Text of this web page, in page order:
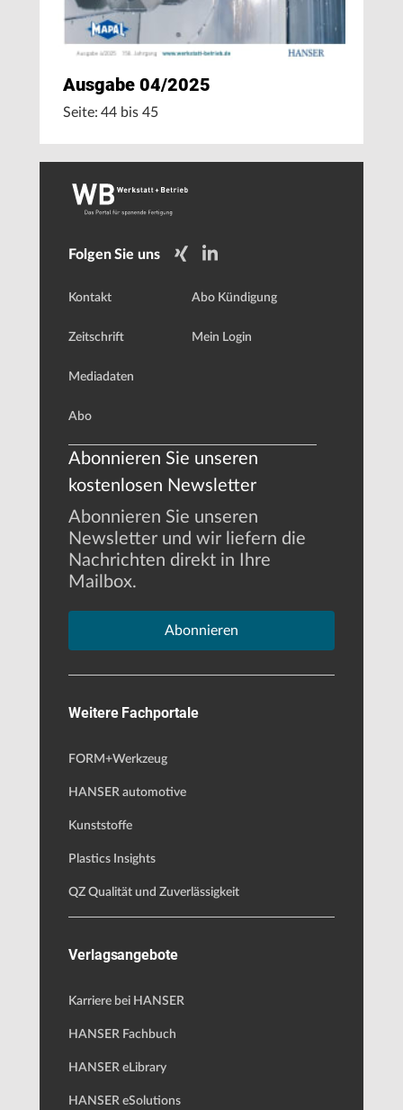
Ausgabe 04/2025
Seite: 44 bis 45
Folgen Sie uns
Kontakt
Zeitschrift
Mediadaten
Abo
Abo Kündigung
Mein Login
Abonnieren Sie unseren
kostenlosen Newsletter
Abonnieren Sie unseren
Newsletter und wir liefern die
Nachrichten direkt in Ihre
Mailbox.
Abonnieren
Weitere Fachportale
FORM+Werkzeug
HANSER automotive
Kunststoffe
Plastics Insights
QZ Qualität und Zuverlässigkeit
Verlagsangebote
Karriere bei HANSER
HANSER Fachbuch
HANSER eLibrary
HANSER eSolutions